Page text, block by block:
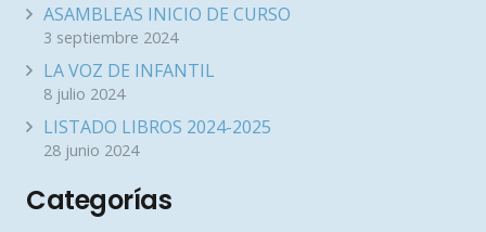
ASAMBLEAS INICIO DE CURSO
3 septiembre 2024
LA VOZ DE INFANTIL
8 julio 2024
LISTADO LIBROS 2024-2025
28 junio 2024
Categorías